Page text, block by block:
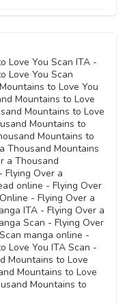
Love You Scan ITA -
Love You Scan
to Love You
Mountains to Love
Mountains to Love
Mountains to
Mountains to
Thousand Mountains
a Thousand
Flying Over a
online - Flying Over
- Flying Over a
ITA - Flying Over a
Scan - Flying Over
manga online -
Love You ITA Scan -
Mountains to Love
Mountains to Love
Mountains to